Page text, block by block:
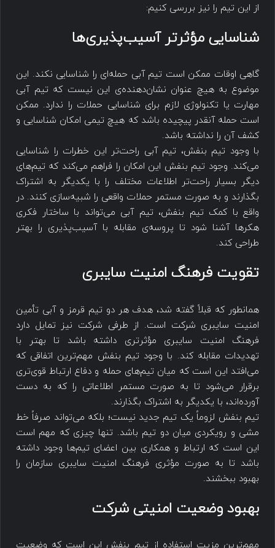
از این تیم را نیز بررسی کنیم:
شناسایی مؤثرتر آسیب‌پذیری‌ها
گاهی اوقات ممکن است تیم آبی حمله‌ای را شناسایی نکند. این
موضوع به هیچ عنوان نشان‌دهنده‌ی این نیست که تیم آبی
مهارت یا تکنولوژی لازم برای شناسایی حملات را ندارد. ممکن
است حمله آنقدر پیچیده باشد که هیچ تیمی امکان شناسایی و
کشف آن را نداشته باشد.
با وجود تیم بنفش، تیم آبی راحت‌تر این خطرات را شناسایی
می‌کند. وجود تیم بنفش این امکان را فراهم می‌کند که تیم‌های
دیگر بسیار راحت‌تر اطلاعات مختلف را با یکدیگر به اشتراک
بگذارند و به صورت مستمر حملات واقعی را شبیه‌سازی کنند. در
واقع با کمک تیم بنفش، تیم آبی می‌تواند با ساختار فکری
هکرها آشنا شود تا پروسه‌ی مقابله با آسیب‌پذیری را بهتر
طراحی کند.
تقویت فرهنگ امنیت سایبری
همانطور که قبلاً گفته شد، هدف هر دو تیم قرمز و آبی تأمین
امنیت سایبری شرکت است. از طرفی شرکت نیز تمایل دارد
فرهنگ امنیت سایبری مؤثرتری داشته باشد تا بهتر با
تهدیدات مقابله کند. با وجود تیم بنفش مهم‌ترین اتفاقی که
می‌افتد این است که میان تیم‌های حمله و دفاع ارتباط قوی‌تری
برقرار می‌شود تا به صورت مستمر اطلاعاتی را که به دست
آورده‌اند، با یکدیگر به اشتراک بگذارند.
تیم بنفش لزوماً یک تیم جدید نیست؛ بلکه می‌تواند صرفاً خط
مشی و رویکردی میان دو تیم باشد. تنها چیزی که مهم است
این است که ارتباط و همکاری بین اعضای تیم‌ها وجود داشته
باشد تا به صورت مؤثری فرهنگ امنیت سایبری سازمان را
بهبود ببخشند.
بهبود وضعیت امنیتی شرکت
مهم‌ترین مزیت استفاده از تیم بنفش این است که وضعیت